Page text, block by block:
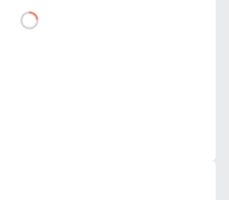
DO KOSZYKA